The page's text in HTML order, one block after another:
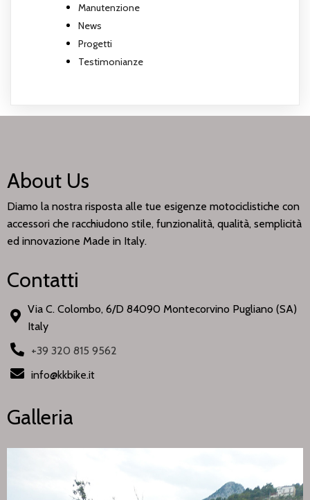
Manutenzione
News
Progetti
Testimonianze
About Us
Diamo la nostra risposta alle tue esigenze motociclistiche con
accessori che racchiudono stile, funzionalità, qualità, semplicità
ed innovazione Made in Italy.
Contatti
Via C. Colombo, 6/D 84090 Montecorvino Pugliano (SA)
Italy
+39 320 815 9562
info@kkbike.it
Galleria